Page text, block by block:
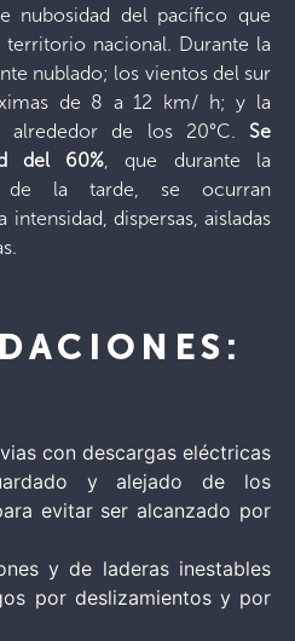
nubosidad del pacífico que
nacional. Durante la
nublado; los vientos del sur
de 8 a 12 km/ h; y la
alrededor de los 20°C. Se
del 60%, que durante la
la tarde, se ocurran
dispersas, aisladas
con descargas eléctricas
y alejado de los
evitar ser alcanzado por
y de laderas inestables
por deslizamientos y por